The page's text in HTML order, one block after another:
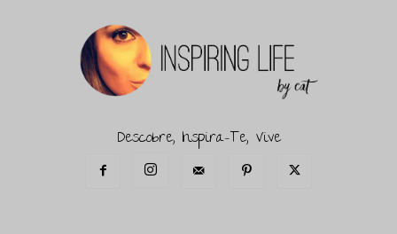
Descobre, Inspira-Te, Vive